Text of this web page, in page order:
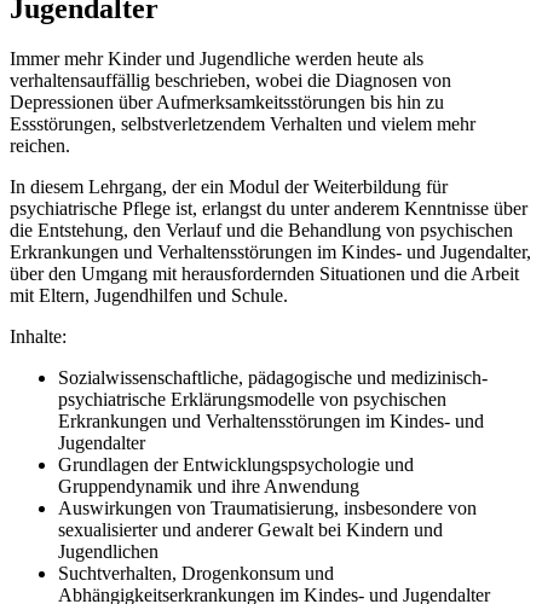
Jugendalter
Immer mehr Kinder und Jugendliche werden heute als
verhaltensauffällig beschrieben, wobei die Diagnosen von
Depressionen über Aufmerksamkeitsstörungen bis hin zu
Essstörungen, selbstverletzendem Verhalten und vielem mehr
reichen.
In diesem Lehrgang, der ein Modul der Weiterbildung für
psychiatrische Pflege ist, erlangst du unter anderem Kenntnisse über
die Entstehung, den Verlauf und die Behandlung von psychischen
Erkrankungen und Verhaltensstörungen im Kindes- und Jugendalter,
über den Umgang mit herausfordernden Situationen und die Arbeit
mit Eltern, Jugendhilfen und Schule.
Inhalte:
Sozialwissenschaftliche, pädagogische und medizinisch-
psychiatrische Erklärungsmodelle von psychischen
Erkrankungen und Verhaltensstörungen im Kindes- und
Jugendalter
Grundlagen der Entwicklungspsychologie und
Gruppendynamik und ihre Anwendung
Auswirkungen von Traumatisierung, insbesondere von
sexualisierter und anderer Gewalt bei Kindern und
Jugendlichen
Suchtverhalten, Drogenkonsum und
Abhängigkeitserkrankungen im Kindes- und Jugendalter